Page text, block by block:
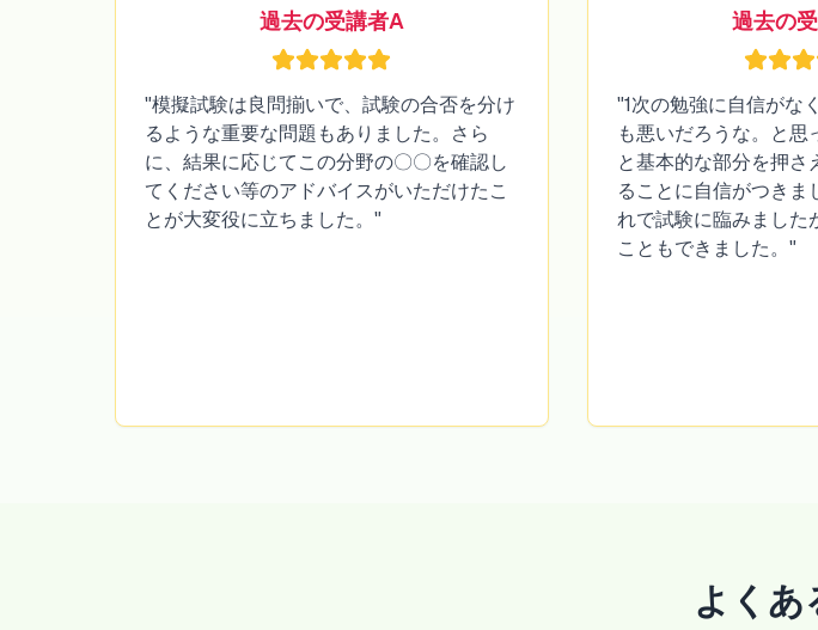
過去の受講者A
"模擬試験は良問揃いで、試験の合否を分け
るような重要な問題もありました。さら
に、結果に応じてこの分野の〇〇を確認し
てください等のアドバイスがいただけたこ
とが大変役に立ちました。"
過去の
"1次の勉強に自信がな
も悪いだろうな。と思
と基本的な部分を押さ
ることに自信がつきま
れで試験に臨みました
こともできました。"
よくあ